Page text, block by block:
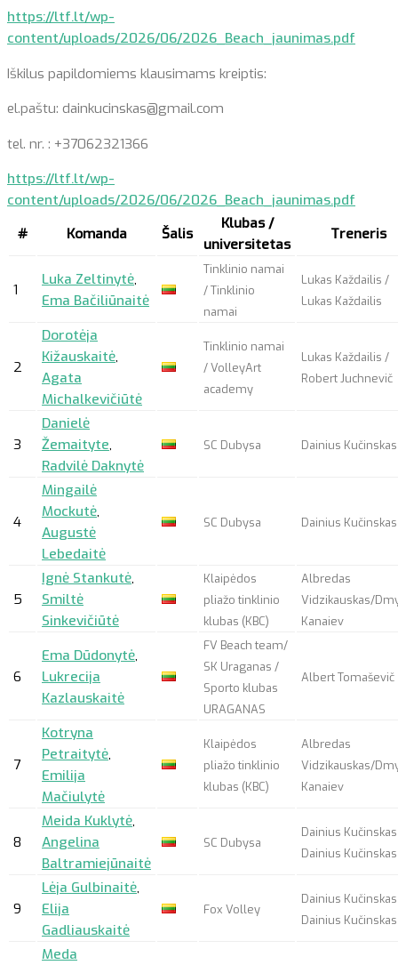
https://ltf.lt/wp-
content/uploads/2026/06/2026_Beach_jaunimas.pdf
Iškilus papildomiems klausimams kreiptis:
el.paštu: dainkucinskas@gmail.com
tel. nr. : +37062321366
https://ltf.lt/wp-
content/uploads/2026/06/2026_Beach_jaunimas.pdf
#
Komanda Šalis
Klubas /
universitetas
Treneris
1
Luka Zeltinytė,
Ema Bačiliūnaitė
Tinklinio namai
/ Tinklinio
namai
Lukas Každailis /
Lukas Každailis
2
Dorotėja
Kižauskaitė,
Agata
Michalkevičiūtė
Tinklinio namai
/ VolleyArt
academy
Lukas Každailis /
Robert Juchnevič
3
Danielė
Žemaityte,
Radvilė Daknytė
SC Dubysa Dainius Kučinskas
4
Mingailė
Mockutė,
Augustė
Lebedaitė
SC Dubysa Dainius Kučinskas
5
Ignė Stankutė,
Smiltė
Sinkevičiūtė
Klaipėdos
pliažo tinklinio
klubas (KBC)
Albredas
Vidzikauskas/
Kanaiev
6
Ema Dūdonytė,
Lukrecija
Kazlauskaitė
FV Beach team/
SK Uraganas /
Sporto klubas
URAGANAS
Albert Tomaševič
7
Kotryna
Petraitytė,
Emilija
Mačiulytė
Klaipėdos
pliažo tinklinio
klubas (KBC)
Albredas
Vidzikauskas/
Kanaiev
8
Meida Kuklytė,
Angelina
Baltramiejūnaitė
SC Dubysa
Dainius
Dainius Kučinskas
9
Lėja Gulbinaitė,
Elija
Gadliauskaitė
Fox Volley
Dainius
Dainius Kučinskas
Meda